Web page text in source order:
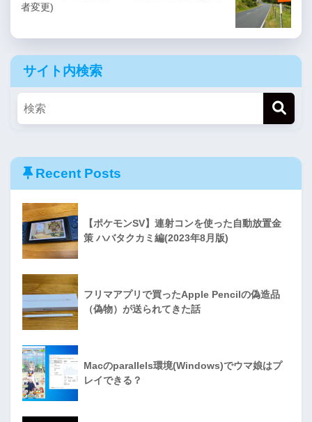
者変更)
サイト内検索
Recent Posts
【ポケモンSV】連射コンを使った自動放置金
策 ハバタクカミ編(2023年8月版)
フリマアプリで買ったApple Pencilの偽造品
（偽物）が送られてきた話
Macのparallels環境(Windows)でウマ娘はプ
レイできる？